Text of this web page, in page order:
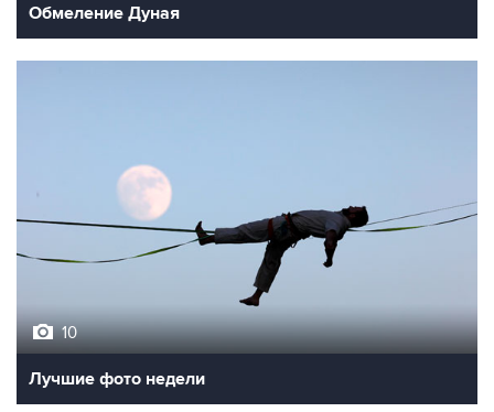
Обмеление Дуная
10
Лучшие фото недели